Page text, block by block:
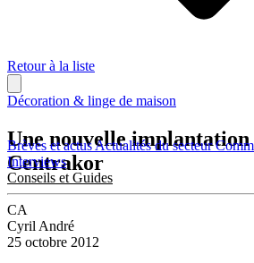
Brèves et actusActualités du secteur
Interviews
Conseils et Guides
Retour à la liste
Décoration & linge de maison
Une nouvelle
Centrakor
CA
Cyril André
25 octobre 2012